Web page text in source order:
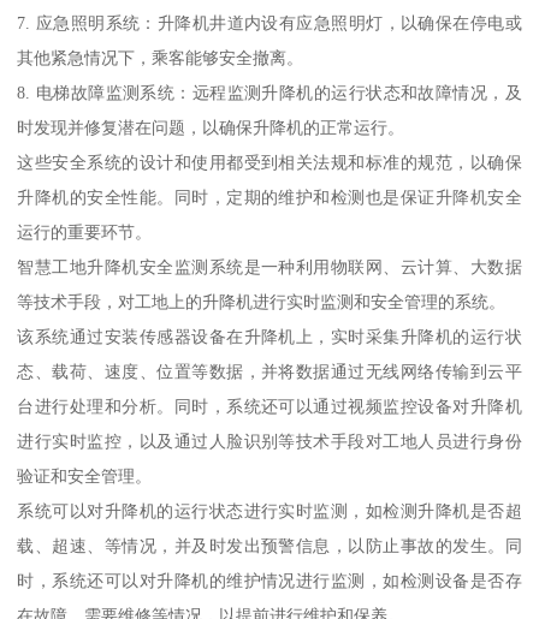
7. 应急照明系统：升降机井道内设有应急照明灯，以确保在停电或
其他紧急情况下，乘客能够安全撤离。
8. 电梯故障监测系统：远程监测升降机的运行状态和故障情况，及
时发现并修复潜在问题，以确保升降机的正常运行。
这些安全系统的设计和使用都受到相关法规和标准的规范，以确保
升降机的安全性能。同时，定期的维护和检测也是保证升降机安全
运行的重要环节。
智慧工地升降机安全监测系统是一种利用物联网、云计算、大数据
等技术手段，对工地上的升降机进行实时监测和安全管理的系统。
该系统通过安装传感器设备在升降机上，实时采集升降机的运行状
态、载荷、速度、位置等数据，并将数据通过无线网络传输到云平
台进行处理和分析。同时，系统还可以通过视频监控设备对升降机
进行实时监控，以及通过人脸识别等技术手段对工地人员进行身份
验证和安全管理。
系统可以对升降机的运行状态进行实时监测，如检测升降机是否超
载、超速、等情况，并及时发出预警信息，以防止事故的发生。同
时，系统还可以对升降机的维护情况进行监测，如检测设备是否存